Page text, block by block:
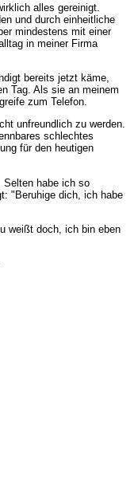
alles gereinigt.
und durch einheitliche
mindestens mit einer
in meiner Firma
bereits jetzt käme,
Tag. Als sie an meinem
zum Telefon.
unfreundlich zu werden.
schlechtes
für den heutigen
Selten habe ich so
"Beruhige dich, ich habe
weißt doch, ich bin eben